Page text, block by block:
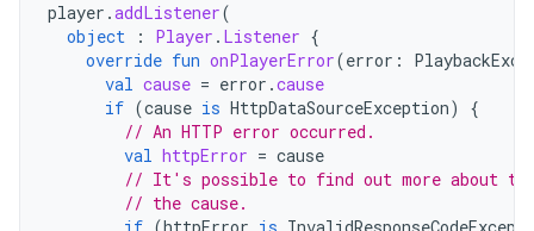
player .addListener(
object
: Player . Listener {
override fun onPlayerError(error :
val cause = error .cause
if (cause is HttpDataSourceException)
{
// An HTTP error occurred.
val httpError = cause
// It's possible to find out more about
// the cause.